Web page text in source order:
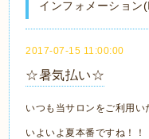
インフォメーショ
2017-07-15 11:00:00
☆暑気払い☆
いつも当サロンをご利用い
いよいよ夏本番ですね！！